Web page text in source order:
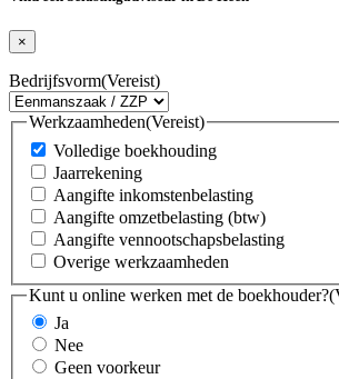
×
Bedrijfsvorm(Vereist)
Werkzaamheden(Vereist)
Volledige boekhouding
Jaarrekening
Aangifte inkomstenbelasting
Aangifte omzetbelasting (btw)
Aangifte vennootschapsbelasting
Overige werkzaamheden
Kunt u online werken met de boekhouder?
Ja
Nee
Geen voorkeur